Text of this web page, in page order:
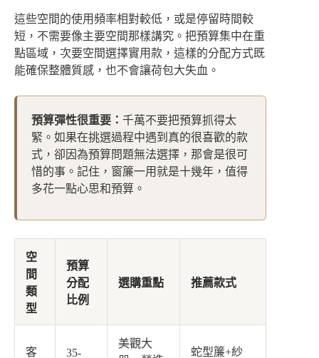
這些空間的使用頻率相對較低，或是停留時間較
短，不需要像主要空間那樣講究。把預算集中在重
點區域，次要空間選擇實用款，這樣的分配方式既
能確保整體質感，也不會讓荷包大失血。
預算彈性很重要： 千萬不要把預算抓得太
緊。如果在挑選過程中遇到真的很喜歡的款
式，卻因為預算問題無法選擇，那會是很可
惜的事。記住，窗簾一用就是十幾年，值得
多花一點心思和預算。
空
間
類
型
預算
分配
比例
選購重點 推薦款式
客
35-
美觀大
蛇型簾+紗